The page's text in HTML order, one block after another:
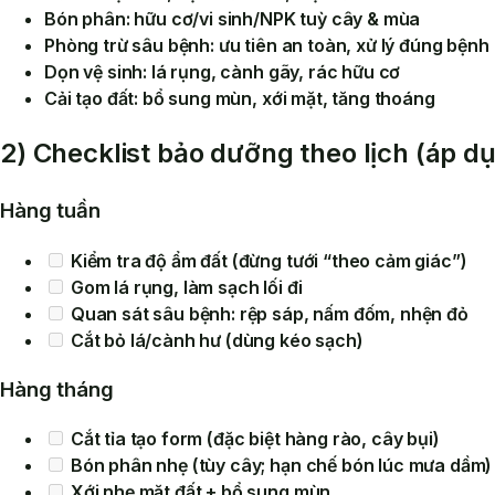
Bón phân: hữu cơ/vi sinh/NPK tuỳ cây & mùa
Phòng trừ sâu bệnh: ưu tiên an toàn, xử lý đúng bệnh
Dọn vệ sinh: lá rụng, cành gãy, rác hữu cơ
Cải tạo đất: bổ sung mùn, xới mặt, tăng thoáng
2) Checklist bảo dưỡng theo lịch (áp
Hàng tuần
Kiểm tra độ ẩm đất (đừng tưới “theo cảm giác”)
Gom lá rụng, làm sạch lối đi
Quan sát sâu bệnh: rệp sáp, nấm đốm, nhện đỏ
Cắt bỏ lá/cành hư (dùng kéo sạch)
Hàng tháng
Cắt tỉa tạo form (đặc biệt hàng rào, cây bụi)
Bón phân nhẹ (tùy cây; hạn chế bón lúc mưa dầm)